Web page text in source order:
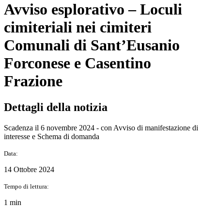
Avviso esplorativo – Loculi
cimiteriali nei cimiteri
Comunali di Sant’Eusanio
Forconese e Casentino
Frazione
Dettagli della notizia
Scadenza il 6 novembre 2024 - con Avviso di manifestazione di
interesse e Schema di domanda
Data:
14 Ottobre 2024
Tempo di lettura:
1 min